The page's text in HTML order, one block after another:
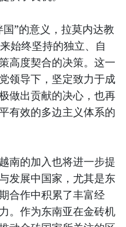
”的意义，拉莫内达教
始终坚持的独立、自
高度契合的决策。这一
领导下，坚定致力于成
做出贡献的决心，也再
有效的多边主义体系的
南的加入也将进一步提
发展中国家，尤其是东
合作中积累了丰富经
。作为东南亚在金砖机